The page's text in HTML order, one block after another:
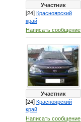
Участник
[24]Красноярский
край
Написать сообщение
Участник
[24]Красноярский
край
Написать сообщение